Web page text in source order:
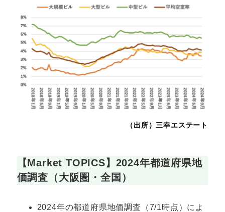
（出所）三幸エステート
【Market TOPICS】 2024年都道府県地
価調査（大阪圏・全国）
2024年の都道府県地価調査（7/1時点）によ